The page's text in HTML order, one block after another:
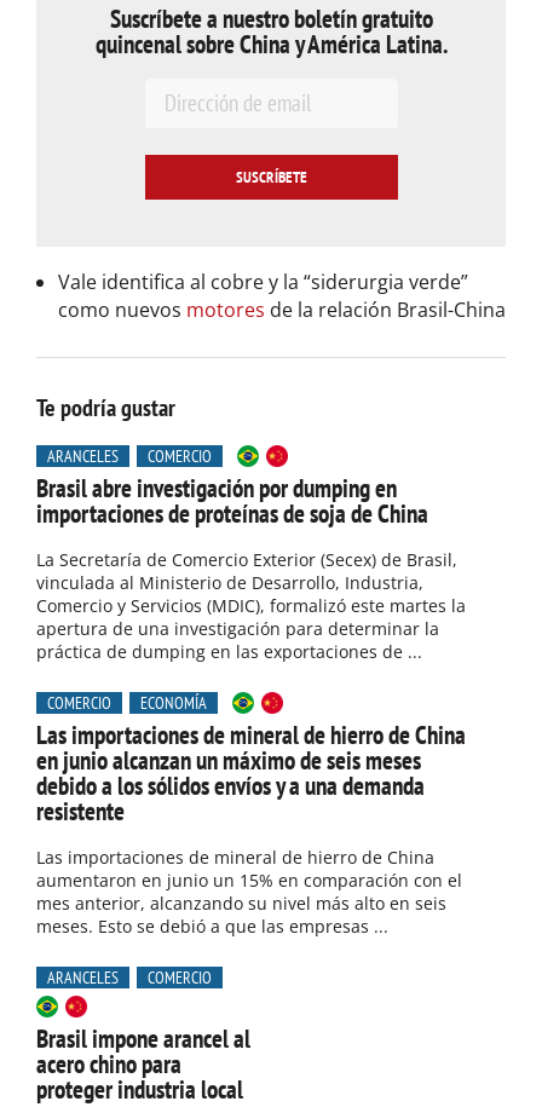
Suscríbete a nuestro boletín gratuito
quincenal sobre China y América Latina.
Vale identifica al cobre y la “siderurgia verde”
como nuevos motores de la relación Brasil-China
Te podría gustar
ARANCELES COMERCIO
Brasil abre investigación por dumping en
importaciones de proteínas de soja de China
La Secretaría de Comercio Exterior (Secex) de Brasil,
vinculada al Ministerio de Desarrollo, Industria,
Comercio y Servicios (MDIC), formalizó este martes la
apertura de una investigación para determinar la
práctica de dumping en las exportaciones de ...
COMERCIO ECONOMÍA
Las importaciones de mineral de hierro de China
en junio alcanzan un máximo de seis meses
debido a los sólidos envíos y a una demanda
resistente
Las importaciones de mineral de hierro de China
aumentaron en junio un 15% en comparación con el
mes anterior, alcanzando su nivel más alto en seis
meses. Esto se debió a que las empresas ...
ARANCELES COMERCIO
Brasil impone arancel al
acero chino para
proteger industria local